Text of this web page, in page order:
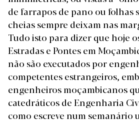
de farrapos de pano ou folhas
cheias sempre deixam nas
Tudo isto para dizer que hoje
Estradas e Pontes em
não são executados por
competentes estrangeiros,
engenheiros moçambicanos
catedráticos de Engenharia
como escreve num semanário